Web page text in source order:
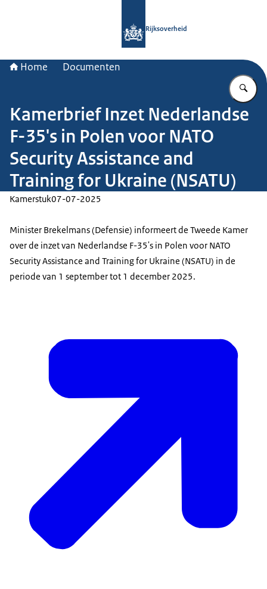
Rijksoverheid
Home Documenten
Kamerbrief Inzet Nederlandse
F-35's in Polen voor NATO
Security Assistance and
Training for Ukraine (NSATU)
Kamerstuk07-07-2025
Minister Brekelmans (Defensie) informeert de Tweede Kamer
over de inzet van Nederlandse F-35's in Polen voor NATO
Security Assistance and Training for Ukraine (NSATU) in de
periode van 1 september tot 1 december 2025.